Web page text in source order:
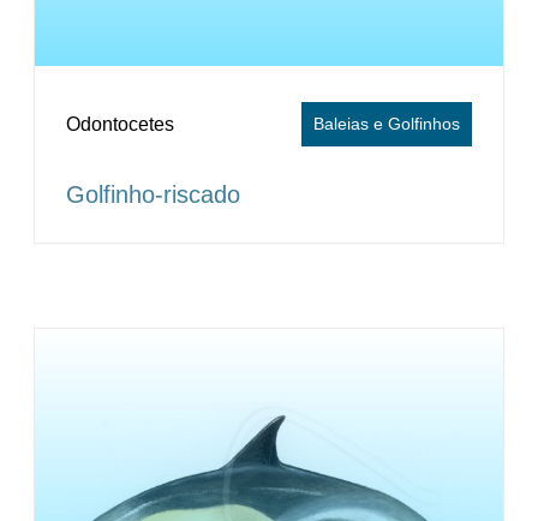
Baleias e Golfinhos
Odontocetes
Golfinho-riscado